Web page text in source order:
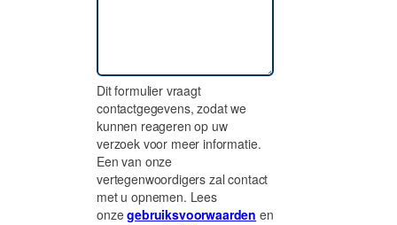
Dit formulier vraagt
contactgegevens, zodat we
kunnen reageren op uw
verzoek voor meer informatie.
Een van onze
vertegenwoordigers zal contact
met u opnemen. Lees
onzegebruiksvoorwaarden en